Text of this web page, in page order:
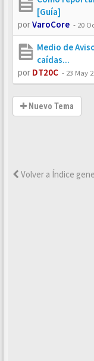
[Guía]
porVaroCore - 20
Medio de
caídas...
por DT20C - 23 May
Nuevo Tema
Volver a Índice